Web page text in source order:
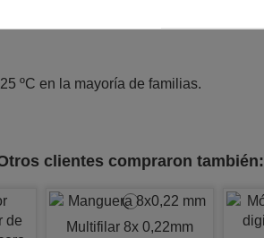
estabilidad).
ºC en la mayoría de familias.
clientes compraron también:
Multifilar 8x 0,22mm